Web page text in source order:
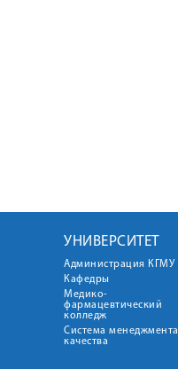
УНИВЕРСИТЕТ
Администрация КГМУ
Кафедры
Медико-
фармацевтический
колледж
Система менеджмента
качества